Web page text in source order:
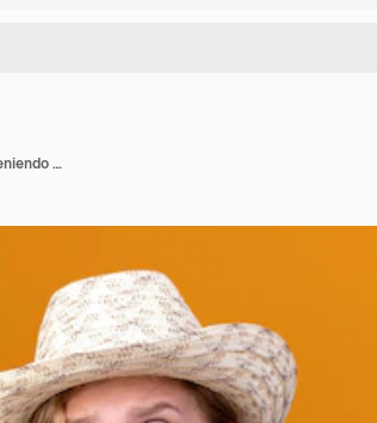
Ansioso joven jardinero eslavo vistiendo sombrero de jardinería sosteniendo pepino y calabaza en naranja